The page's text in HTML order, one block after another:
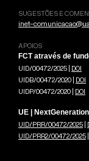
SUGESTÕES E
inet-
APOIOS
FCT através de
UID/00472/2025 | DOI
UIDB/00472/2020 | DOI
UIDP/00472/2020 | DOI
UE |
UID/PRR/00472/2025 |
UID/PRR2/00472/2025 |